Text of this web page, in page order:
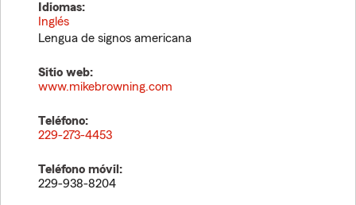
Idiomas:
Inglés
Lengua de signos americana
Sitio web:
www.mikebrowning.com
Teléfono:
229-273-4453
Teléfono móvil:
229-938-8204